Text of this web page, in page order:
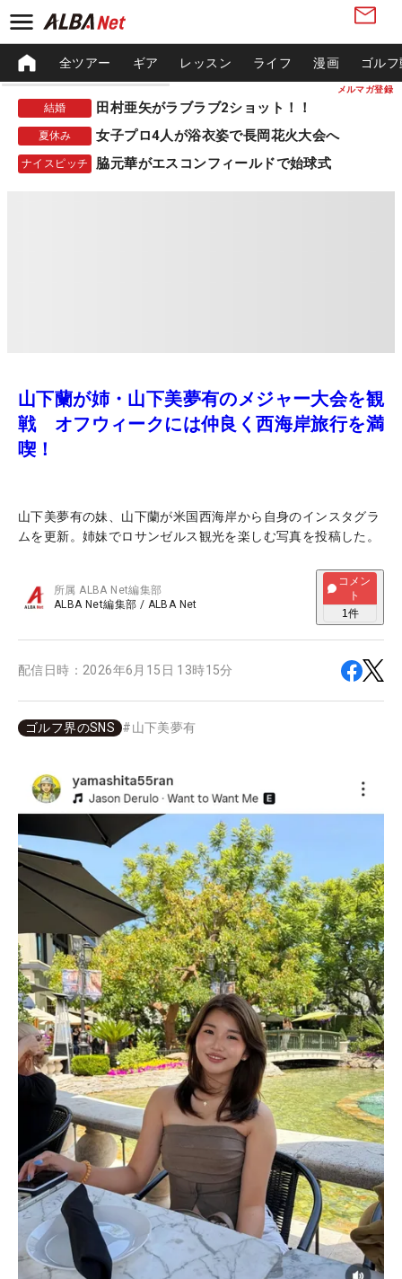
メルマガ登録
全ツアー ギア レッスン ライフ 漫画 ゴル
結婚 田村亜矢がラブラブ2ショット！！
夏休み 女子プロ4人が浴衣姿で長岡花火大会へ
ナイスピッチ 脇元華がエスコンフィールドで始球式
山下蘭が姉・山下美夢有のメジャー大会を観
戦 オフウィークには仲良く西海岸旅行を満
喫！
山下美夢有の妹、山下蘭が米国西海岸から自身のインスタグラ
ムを更新。姉妹でロサンゼルス観光を楽しむ写真を投稿した。
所属ALBA Net編集部
ALBA Net編集部 / ALBA Net
コメン
ト
1件
配信日時： 2026年6月15日 13時15分
ゴルフ界のSNS #山下美夢有